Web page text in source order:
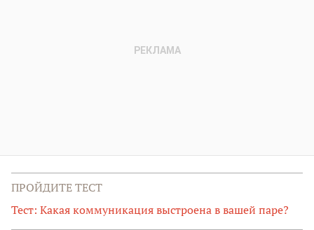
ПРОЙДИТЕ ТЕСТ
Тест: Какая коммуникация выстроена в вашей паре?